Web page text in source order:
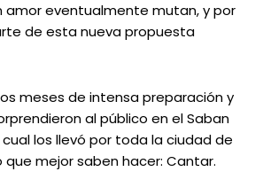
amor eventualmente mutan, y por
de esta nueva propuesta
meses de intensa preparación y
al público en el Saban
cual los llevó por toda la ciudad de
que mejor saben hacer: Cantar.